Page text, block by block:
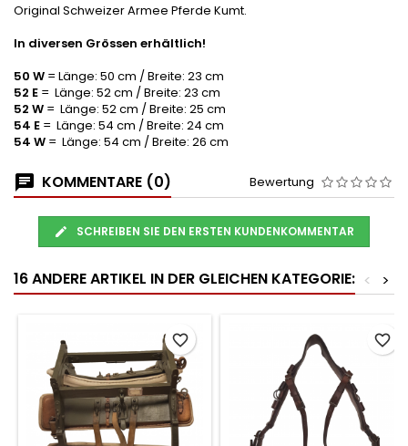
Original Schweizer Armee Pferde Kumt.
In diversen Grössen erhältlich!
50 W = Länge: 50 cm / Breite: 23 cm
52 E = Länge: 52 cm / Breite: 23 cm
52 W = Länge: 52 cm / Breite: 25 cm
54 E = Länge: 54 cm / Breite: 24 cm
54 W = Länge: 54 cm / Breite: 26 cm
KOMMENTARE (0) Bewertung
SCHREIBEN SIE DEN ERSTEN KUNDENKOMMENTAR
16 ANDERE ARTIKEL IN DER GLEICHEN KATEGORIE: >
<
favorite_border favorite_border